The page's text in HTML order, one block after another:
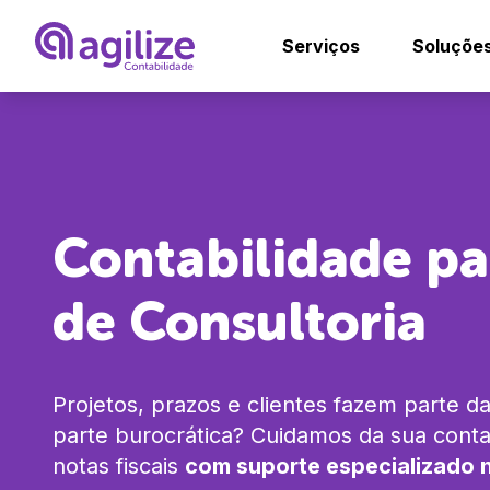
Serviços
Migrar de MEI
Contabilidade
de Consultoria
Projetos, prazos e clientes fazem parte
parte burocrática? Cuidamos da sua
notas fiscais com suporte especializado